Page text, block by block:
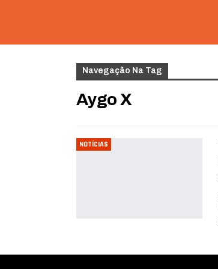
Navegação Na Tag
Aygo X
NOTÍCIAS